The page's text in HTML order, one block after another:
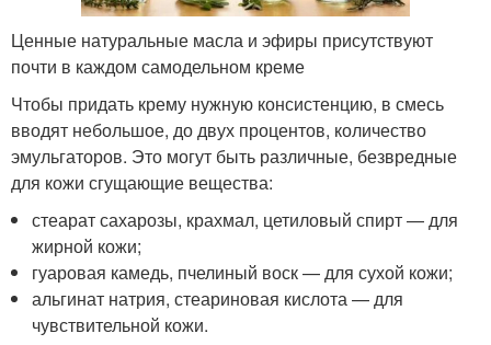
Ценные натуральные масла и эфиры присутствуют
почти в каждом самодельном креме
Чтобы придать крему нужную консистенцию, в смесь
вводят небольшое, до двух процентов, количество
эмульгаторов. Это могут быть различные, безвредные
для кожи сгущающие вещества:
стеарат сахарозы, крахмал, цетиловый спирт — для
жирной кожи;
гуаровая камедь, пчелиный воск — для сухой кожи;
альгинат натрия, стеариновая кислота — для
чувствительной кожи.